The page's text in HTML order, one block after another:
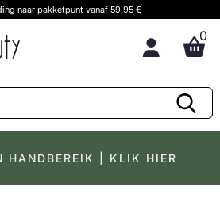
naar pakketpunt vanaf 59,95 €
0
HANDBEREIK | KLIK HIER